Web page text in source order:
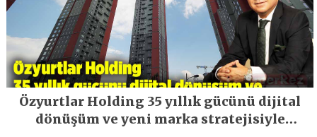
Özyurtlar Holding 35 yıllık gücünü dijital
dönüşüm ve yeni marka stratejisiyle